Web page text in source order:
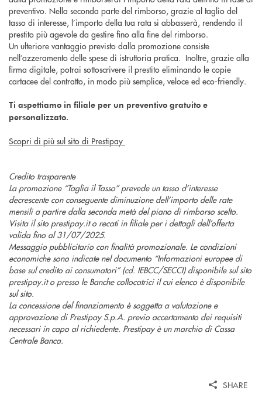
preventivo. Nella seconda parte del rimborso, grazie al taglio del
tasso di interesse, l’importo della tua rata si abbasserà, rendendo il
prestito più agevole da gestire fino alla fine del rimborso.
Un ulteriore vantaggio previsto dalla promozione consiste
nell’azzeramento delle spese di istruttoria pratica. Inoltre, grazie alla
firma digitale, potrai sottoscrivere il prestito eliminando le copie
cartacee del contratto, in modo più semplice, veloce ed eco-friendly.
Ti aspettiamo in filiale per un preventivo gratuito e
personalizzato.
Scopri di più sul sito di Prestipay
Credito trasparente
La promozione “Taglia il Tasso” prevede un tasso d’interesse
decrescente con conseguente diminuzione dell’importo delle rate
mensili a partire dalla seconda metà del piano di rimborso scelto.
Visita il sito prestipay.it o recati in filiale per i dettagli dell’offerta
valida fino al 31/07/2025.
Messaggio pubblicitario con finalità promozionale. Le condizioni
economiche sono indicate nel documento “Informazioni europee di
base sul credito ai consumatori” (cd. IEBCC/SECCI) disponibile sul sito
prestipay.it o presso le Banche collocatrici il cui elenco è disponibile
sul sito.
La concessione del finanziamento è soggetta a valutazione e
approvazione di Prestipay S.p.A. previo accertamento dei requisiti
necessari in capo al richiedente. Prestipay è un marchio di Cassa
Centrale Banca.
SHARE